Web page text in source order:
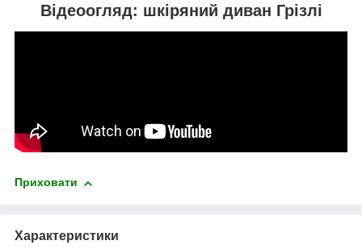
Відеоогляд: шкіряний диван Грізлі
Приховати
Характеристики